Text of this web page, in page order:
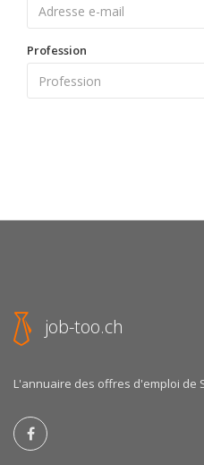
Profession
job-too.ch
L'annuaire des offres d'emploi de